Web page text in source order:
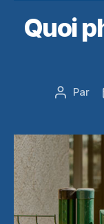
Quoi
Auteur
Par